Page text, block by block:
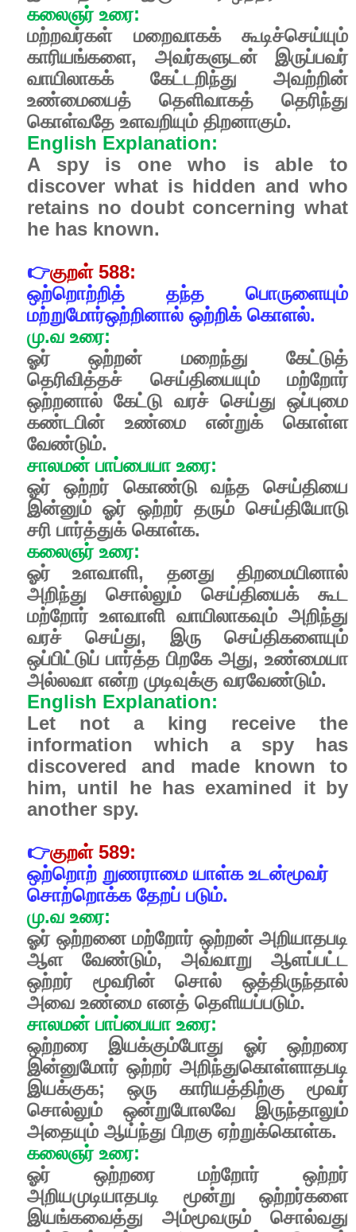
கலைஞர் உரை:
மற்றவர்கள்
மறைவாகக்
கூடிச்செய்யும்
காரியங்களை, அவர்களுடன்
இருப்பவர்
வாயிலாகக்
கேட்டறிந்து
அவற்றின்
உண்மையைத்
தெளிவாகத்
தெரிந்து
கொள்வதே உளவறியும் திறனாகும்.
English Explanation:
A spy is one who is able to
discover what is hidden and who
retains no doubt concerning what
he has known.
👉குறள்588:
ஒற்றொற்றித்
தந்த
பொருளையும்
மற்றுமோர்ஒற்றினால் ஒற்றிக் கொளல்.
மு.வ உரை:
ஓர்
ஒற்றன் மறைந்து
கேட்டுத்
தெரிவித்தச்
செய்தியையும்
மற்றோர்
ஒற்றனால் கேட்டு வரச் செய்து ஒப்புமை
கண்டபின்
உண்மை என்றுக்
கொள்ள
வேண்டும்.
சாலமன் பாப்பையா உரை:
ஓர்
ஒற்றர் கொண்டு வந்த
செய்தியை
இன்னும் ஓர் ஒற்றர் தரும் செய்தியோடு
சரி பார்த்துக் கொள்க.
கலைஞர் உரை:
ஓர்
உளவாளி, தனது
திறமையினால்
அறிந்து
சொல்லும் செய்தியைக்
கூட
மற்றோர் உளவாளி வாயிலாகவும் அறிந்து
வரச்
செய்து, இரு
செய்திகளையும்
ஒப்பிட்டுப் பார்த்த பிறகே அது, உண்மையா
அல்லவா என்ற முடிவுக்கு வரவேண்டும்.
English Explanation:
Let not a king receive the
information which a spy has
discovered and made known to
him, until he has examined it by
another spy.
👉குறள்589:
ஒற்றொற் றுணராமை யாள்க உடன்மூவர்
சொற்றொக்க தேறப் படும்.
மு.வ உரை:
ஓர் ஒற்றனை மற்றோர் ஒற்றன் அறியாதபடி
ஆள
வேண்டும், அவ்வாறு
ஆளப்பட்ட
ஒற்றர்
மூவரின் சொல்
ஒத்திருந்தால்
அவை உண்மை எனத் தெளியப்படும்.
சாலமன் பாப்பையா உரை:
ஒற்றரை
இயக்கும்போது ஓர்
ஒற்றரை
இன்னுமோர் ஒற்றர் அறிந்துகொள்ளாதபடி
இயக்குக;ஒரு காரியத்திற்கு
மூவர்
சொல்லும்
ஒன்றுபோலவே
இருந்தாலும்
அதையும் ஆய்ந்து பிறகு ஏற்றுக்கொள்க.
கலைஞர் உரை:
ஓர்
ஒற்றரை மற்றோர்
ஒற்றர்
அறியமுடியாதபடி
மூன்று
ஒற்றர்களை
இயங்கவைத்து
அம்மூவரும்
சொல்வது